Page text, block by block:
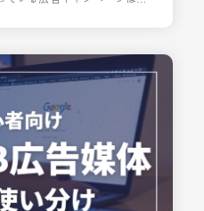
が期待でき、広告初心者
ーション」をフル活用